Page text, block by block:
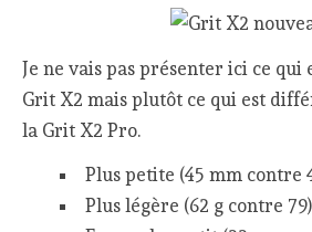
Je ne vais pas présenter ici ce qui
Grit X2 mais plutôt ce qui est
la Grit X2 Pro.
Plus petite (45 mm contre
Plus légère (62 g contre 79)